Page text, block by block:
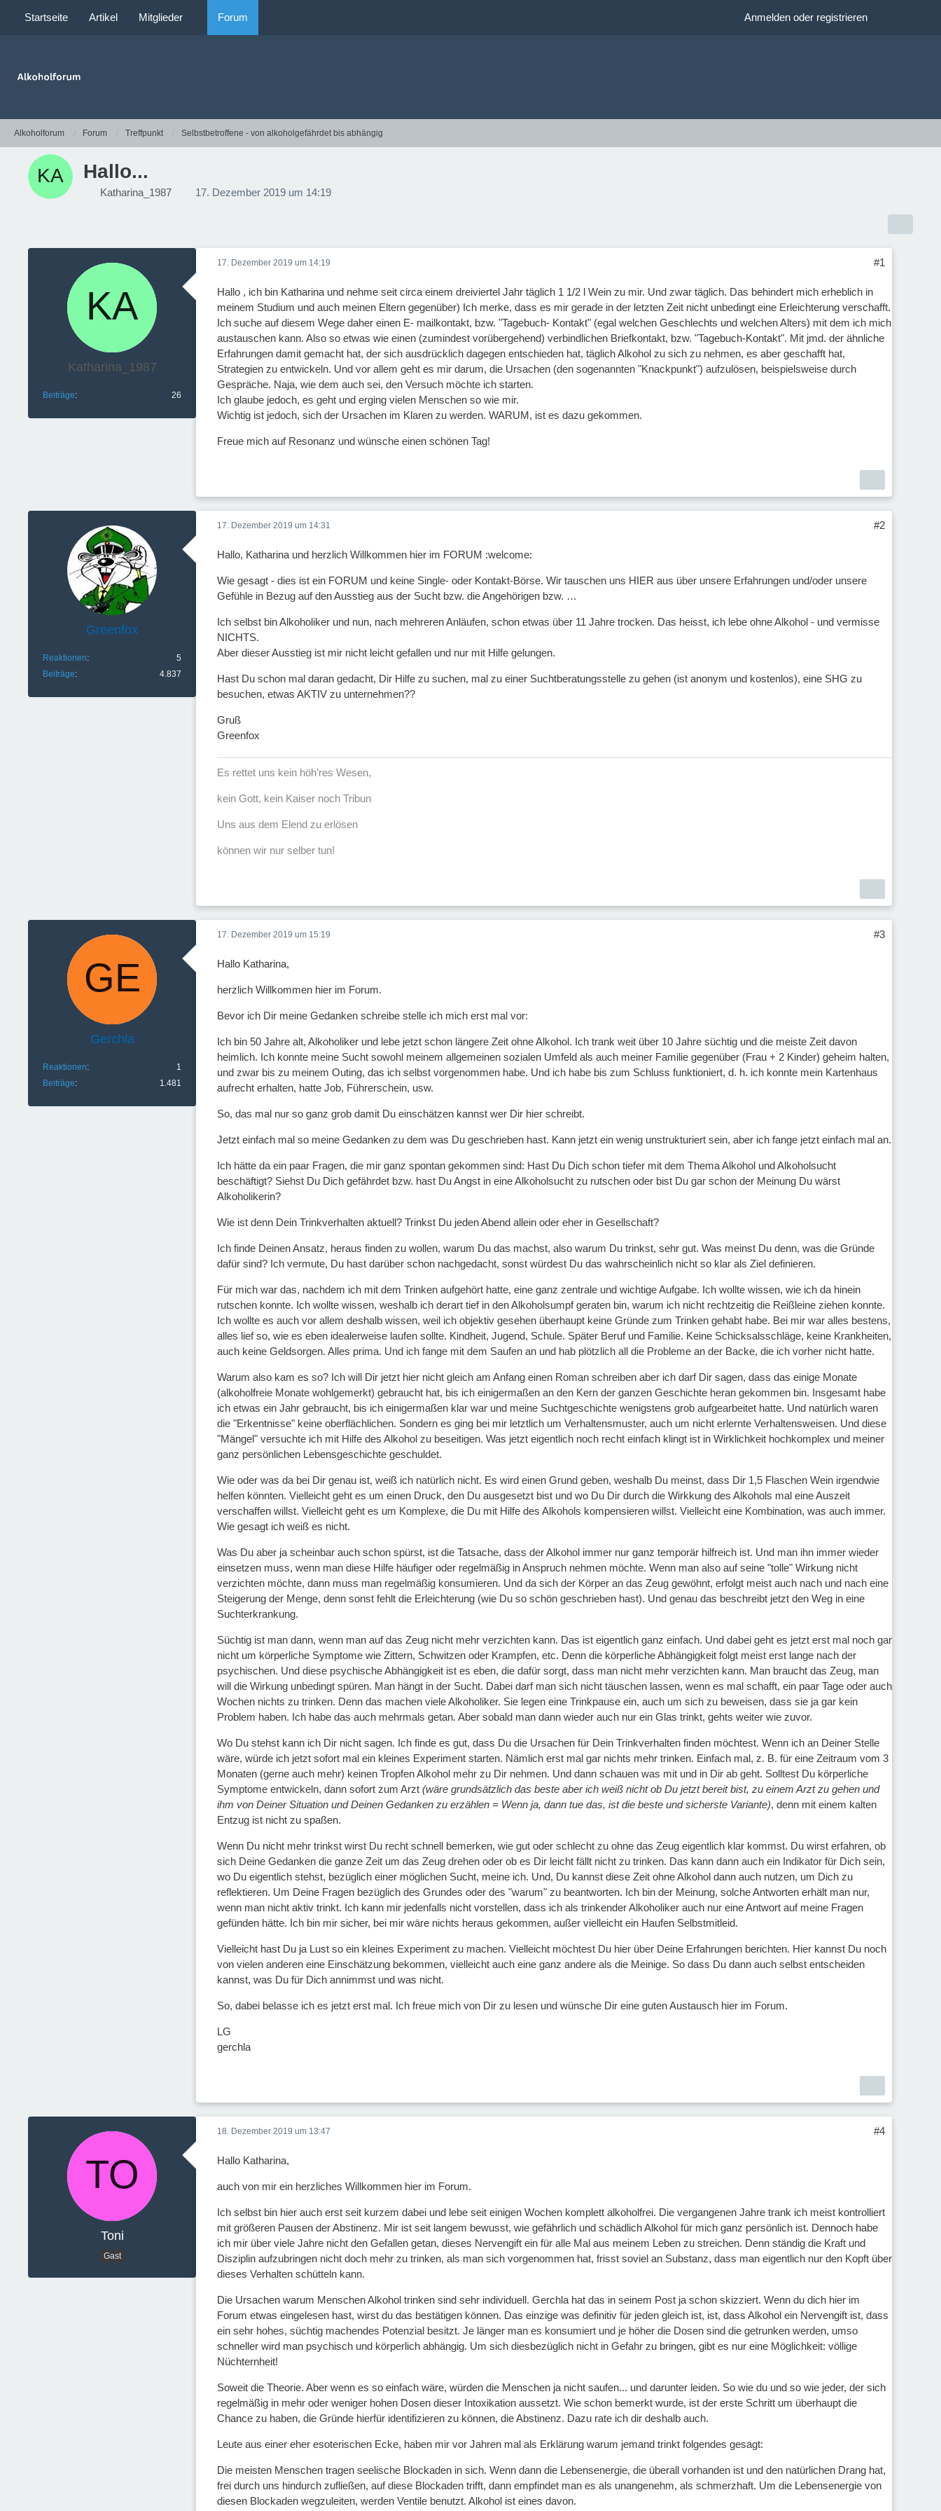
Startseite Artikel Mitglieder Forum Anmelden oder registrieren
Alkoholforum Forum Treffpunkt Selbstbetroffene - von alkoholgefährdet bis abhängig
Hallo...
Katharina_1987 17. Dezember 2019 um 14:19
Katharina_1987
Beiträge 26
17. Dezember 2019 um 14:19 #1
Hallo , ich bin Katharina und nehme seit circa einem dreiviertel Jahr täglich 1 1/2 l Wein zu mir. Und zwar täglich. Das behindert mich erheblich in
meinem Studium und auch meinen Eltern gegenüber) Ich merke, dass es mir gerade in der letzten Zeit nicht unbedingt eine Erleichterung verschafft.
Ich suche auf diesem Wege daher einen E- mailkontakt, bzw. "Tagebuch- Kontakt" (egal welchen Geschlechts und welchen Alters) mit dem ich mich
austauschen kann. Also so etwas wie einen (zumindest vorübergehend) verbindlichen Briefkontakt, bzw. "Tagebuch-Kontakt". Mit jmd. der ähnliche
Erfahrungen damit gemacht hat, der sich ausdrücklich dagegen entschieden hat, täglich Alkohol zu sich zu nehmen, es aber geschafft hat,
Strategien zu entwickeln. Und vor allem geht es mir darum, die Ursachen (den sogenannten "Knackpunkt") aufzulösen, beispielsweise durch
Gespräche. Naja, wie dem auch sei, den Versuch möchte ich starten.
Ich glaube jedoch, es geht und erging vielen Menschen so wie mir.
Wichtig ist jedoch, sich der Ursachen im Klaren zu werden. WARUM, ist es dazu gekommen.
Freue mich auf Resonanz und wünsche einen schönen Tag!
Greenfox
Reaktionen
5
Beiträge
4.837
17. Dezember 2019 um 14:31 #2
Hallo, Katharina und herzlich Willkommen hier im FORUM :welcome:
Wie gesagt - dies ist ein FORUM und keine Single- oder Kontakt-Börse. Wir tauschen uns HIER aus über unsere Erfahrungen und/oder unsere
Gefühle in Bezug auf den Ausstieg aus der Sucht bzw. die Angehörigen bzw. …
Ich selbst bin Alkoholiker und nun, nach mehreren Anläufen, schon etwas über 11 Jahre trocken. Das heisst, ich lebe ohne Alkohol - und vermisse
NICHTS.
Aber dieser Ausstieg ist mir nicht leicht gefallen und nur mit Hilfe gelungen.
Hast Du schon mal daran gedacht, Dir Hilfe zu suchen, mal zu einer Suchtberatungsstelle zu gehen (ist anonym und kostenlos), eine SHG zu
besuchen, etwas AKTIV zu unternehmen??
Gruß
Greenfox
Es rettet uns kein höh’res Wesen,
kein Gott, kein Kaiser noch Tribun
Uns aus dem Elend zu erlösen
können wir nur selber tun!
Gerchla
Reaktionen
1
Beiträge
1.481
17. Dezember 2019 um 15:19 #3
Hallo Katharina,
herzlich Willkommen hier im Forum.
Bevor ich Dir meine Gedanken schreibe stelle ich mich erst mal vor:
Ich bin 50 Jahre alt, Alkoholiker und lebe jetzt schon längere Zeit ohne Alkohol. Ich trank weit über 10 Jahre süchtig und die meiste Zeit davon
heimlich. Ich konnte meine Sucht sowohl meinem allgemeinen sozialen Umfeld als auch meiner Familie gegenüber (Frau + 2 Kinder) geheim halten,
und zwar bis zu meinem Outing, das ich selbst vorgenommen habe. Und ich habe bis zum Schluss funktioniert, d. h. ich konnte mein Kartenhaus
aufrecht erhalten, hatte Job, Führerschein, usw.
So, das mal nur so ganz grob damit Du einschätzen kannst wer Dir hier schreibt.
Jetzt einfach mal so meine Gedanken zu dem was Du geschrieben hast. Kann jetzt ein wenig unstrukturiert sein, aber ich fange jetzt einfach mal an.
Ich hätte da ein paar Fragen, die mir ganz spontan gekommen sind: Hast Du Dich schon tiefer mit dem Thema Alkohol und Alkoholsucht
beschäftigt? Siehst Du Dich gefährdet bzw. hast Du Angst in eine Alkoholsucht zu rutschen oder bist Du gar schon der Meinung Du wärst
Alkoholikerin?
Wie ist denn Dein Trinkverhalten aktuell? Trinkst Du jeden Abend allein oder eher in Gesellschaft?
Ich finde Deinen Ansatz, heraus finden zu wollen, warum Du das machst, also warum Du trinkst, sehr gut. Was meinst Du denn, was die Gründe
dafür sind? Ich vermute, Du hast darüber schon nachgedacht, sonst würdest Du das wahrscheinlich nicht so klar als Ziel definieren.
Für mich war das, nachdem ich mit dem Trinken aufgehört hatte, eine ganz zentrale und wichtige Aufgabe. Ich wollte wissen, wie ich da hinein
rutschen konnte. Ich wollte wissen, weshalb ich derart tief in den Alkoholsumpf geraten bin, warum ich nicht rechtzeitig die Reißleine ziehen konnte.
Ich wollte es auch vor allem deshalb wissen, weil ich objektiv gesehen überhaupt keine Gründe zum Trinken gehabt habe. Bei mir war alles bestens,
alles lief so, wie es eben idealerweise laufen sollte. Kindheit, Jugend, Schule. Später Beruf und Familie. Keine Schicksalsschläge, keine Krankheiten,
auch keine Geldsorgen. Alles prima. Und ich fange mit dem Saufen an und hab plötzlich all die Probleme an der Backe, die ich vorher nicht hatte.
Warum also kam es so? Ich will Dir jetzt hier nicht gleich am Anfang einen Roman schreiben aber ich darf Dir sagen, dass das einige Monate
(alkoholfreie Monate wohlgemerkt) gebraucht hat, bis ich einigermaßen an den Kern der ganzen Geschichte heran gekommen bin. Insgesamt habe
ich etwas ein Jahr gebraucht, bis ich einigermaßen klar war und meine Suchtgeschichte wenigstens grob aufgearbeitet hatte. Und natürlich waren
die "Erkentnisse" keine oberflächlichen. Sondern es ging bei mir letztlich um Verhaltensmuster, auch um nicht erlernte Verhaltensweisen. Und diese
"Mängel" versuchte ich mit Hilfe des Alkohol zu beseitigen. Was jetzt eigentlich noch recht einfach klingt ist in Wirklichkeit hochkomplex und meiner
ganz persönlichen Lebensgeschichte geschuldet.
Wie oder was da bei Dir genau ist, weiß ich natürlich nicht. Es wird einen Grund geben, weshalb Du meinst, dass Dir 1,5 Flaschen Wein irgendwie
helfen könnten. Vielleicht geht es um einen Druck, den Du ausgesetzt bist und wo Du Dir durch die Wirkkung des Alkohols mal eine Auszeit
verschaffen willst. Vielleicht geht es um Komplexe, die Du mit Hilfe des Alkohols kompensieren willst. Vielleicht eine Kombination, was auch immer.
Wie gesagt ich weiß es nicht.
Was Du aber ja scheinbar auch schon spürst, ist die Tatsache, dass der Alkohol immer nur ganz temporär hilfreich ist. Und man ihn immer wieder
einsetzen muss, wenn man diese Hilfe häufiger oder regelmäßig in Anspruch nehmen möchte. Wenn man also auf seine "tolle" Wirkung nicht
verzichten möchte, dann muss man regelmäßig konsumieren. Und da sich der Körper an das Zeug gewöhnt, erfolgt meist auch nach und nach eine
Steigerung der Menge, denn sonst fehlt die Erleichterung (wie Du so schön geschrieben hast). Und genau das beschreibt jetzt den Weg in eine
Suchterkrankung.
Süchtig ist man dann, wenn man auf das Zeug nicht mehr verzichten kann. Das ist eigentlich ganz einfach. Und dabei geht es jetzt erst mal noch gar
nicht um körperliche Symptome wie Zittern, Schwitzen oder Krampfen, etc. Denn die körperliche Abhängigkeit folgt meist erst lange nach der
psychischen. Und diese psychische Abhängigkeit ist es eben, die dafür sorgt, dass man nicht mehr verzichten kann. Man braucht das Zeug, man
will die Wirkung unbedingt spüren. Man hängt in der Sucht. Dabei darf man sich nicht täuschen lassen, wenn es mal schafft, ein paar Tage oder auch
Wochen nichts zu trinken. Denn das machen viele Alkoholiker. Sie legen eine Trinkpause ein, auch um sich zu beweisen, dass sie ja gar kein
Problem haben. Ich habe das auch mehrmals getan. Aber sobald man dann wieder auch nur ein Glas trinkt, gehts weiter wie zuvor.
Wo Du stehst kann ich Dir nicht sagen. Ich finde es gut, dass Du die Ursachen für Dein Trinkverhalten finden möchtest. Wenn ich an Deiner Stelle
wäre, würde ich jetzt sofort mal ein kleines Experiment starten. Nämlich erst mal gar nichts mehr trinken. Einfach mal, z. B. für eine Zeitraum vom 3
Monaten (gerne auch mehr) keinen Tropfen Alkohol mehr zu Dir nehmen. Und dann schauen was mit und in Dir ab geht. Solltest Du körperliche
Symptome entwickeln, dann sofort zum Arzt (wäre grundsätzlich das beste aber ich weiß nicht ob Du jetzt bereit bist, zu einem Arzt zu gehen und
ihm von Deiner Situation und Deinen Gedanken zu erzählen = Wenn ja, dann tue das, ist die beste und sicherste Variante), denn mit einem kalten
Entzug ist nicht zu spaßen.
Wenn Du nicht mehr trinkst wirst Du recht schnell bemerken, wie gut oder schlecht zu ohne das Zeug eigentlich klar kommst. Du wirst erfahren, ob
sich Deine Gedanken die ganze Zeit um das Zeug drehen oder ob es Dir leicht fällt nicht zu trinken. Das kann dann auch ein Indikator für Dich sein,
wo Du eigentlich stehst, bezüglich einer möglichen Sucht, meine ich. Und, Du kannst diese Zeit ohne Alkohol dann auch nutzen, um Dich zu
reflektieren. Um Deine Fragen bezüglich des Grundes oder des "warum" zu beantworten. Ich bin der Meinung, solche Antworten erhält man nur,
wenn man nicht aktiv trinkt. Ich kann mir jedenfalls nicht vorstellen, dass ich als trinkender Alkoholiker auch nur eine Antwort auf meine Fragen
gefünden hätte. Ich bin mir sicher, bei mir wäre nichts heraus gekommen, außer vielleicht ein Haufen Selbstmitleid.
Vielleicht hast Du ja Lust so ein kleines Experiment zu machen. Vielleicht möchtest Du hier über Deine Erfahrungen berichten. Hier kannst Du noch
von vielen anderen eine Einschätzung bekommen, vielleicht auch eine ganz andere als die Meinige. So dass Du dann auch selbst entscheiden
kannst, was Du für Dich annimmst und was nicht.
So, dabei belasse ich es jetzt erst mal. Ich freue mich von Dir zu lesen und wünsche Dir eine guten Austausch hier im Forum.
LG
gerchla
Toni
Gast
18. Dezember 2019 um 13:47 #4
Hallo Katharina,
auch von mir ein herzliches Willkommen hier im Forum.
Ich selbst bin hier auch erst seit kurzem dabei und lebe seit einigen Wochen komplett alkoholfrei. Die vergangenen Jahre trank ich meist kontrolliert
mit größeren Pausen der Abstinenz. Mir ist seit langem bewusst, wie gefährlich und schädlich Alkohol für mich ganz persönlich ist. Dennoch habe
ich mir über viele Jahre nicht den Gefallen getan, dieses Nervengift ein für alle Mal aus meinem Leben zu streichen. Denn ständig die Kraft und
Disziplin aufzubringen nicht doch mehr zu trinken, als man sich vorgenommen hat, frisst soviel an Substanz, dass man eigentlich nur den Kopft über
dieses Verhalten schütteln kann.
Die Ursachen warum Menschen Alkohol trinken sind sehr individuell. Gerchla hat das in seinem Post ja schon skizziert. Wenn du dich hier im
Forum etwas eingelesen hast, wirst du das bestätigen können. Das einzige was definitiv für jeden gleich ist, ist, dass Alkohol ein Nervengift ist, dass
ein sehr hohes, süchtig machendes Potenzial besitzt. Je länger man es konsumiert und je höher die Dosen sind die getrunken werden, umso
schneller wird man psychisch und körperlich abhängig. Um sich diesbezüglich nicht in Gefahr zu bringen, gibt es nur eine Möglichkeit: völlige
Nüchternheit!
Soweit die Theorie. Aber wenn es so einfach wäre, würden die Menschen ja nicht saufen... und darunter leiden. So wie du und so wie jeder, der sich
regelmäßig in mehr oder weniger hohen Dosen dieser Intoxikation aussetzt. Wie schon bemerkt wurde, ist der erste Schritt um überhaupt die
Chance zu haben, die Gründe hierfür identifizieren zu können, die Abstinenz. Dazu rate ich dir deshalb auch.
Leute aus einer eher esoterischen Ecke, haben mir vor Jahren mal als Erklärung warum jemand trinkt folgendes gesagt:
Die meisten Menschen tragen seelische Blockaden in sich. Wenn dann die Lebensenergie, die überall vorhanden ist und den natürlichen Drang hat,
frei durch uns hindurch zufließen, auf diese Blockaden trifft, dann empfindet man es als unangenehm, als schmerzhaft. Um die Lebensenergie von
diesen Blockaden wegzuleiten, werden Ventile benutzt. Alkohol ist eines davon.